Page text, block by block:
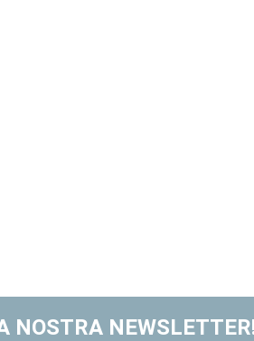
NOSTRA